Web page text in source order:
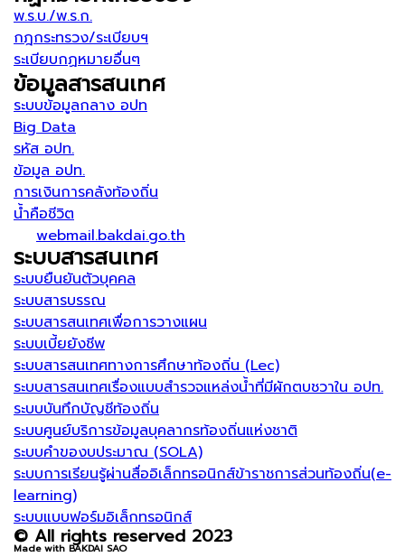
พ.ร.บ./พ.ร.ก.
กฎกระทรวง/ระเบียบฯ
ระเบียบกฏหมายอื่นๆ
ข้อมูลสารสนเทศ
ระบบข้อมูลกลาง อปท
Big Data
รหัส อปท.
ข้อมูล อปท.
การเงินการคลังท้องถิ่น
น้ำคือชีวิต
webmail.bakdai.go.th
ระบบสารสนเทศ
ระบบยืนยันตัวบุคคล
ระบบสารบรรณ
ระบบสารสนเทศเพื่อการวางแผน
ระบบเบี้ยยังชีพ
ระบบสารสนเทศทางการศึกษาท้องถิ่น (Lec)
ระบบสารสนเทศเรื่องแบบสำรวจแหล่งน้ำที่มีผักตบชวาใน อปท.
ระบบบันทึกบัญชีท้องถิ่น
ระบบศูนย์บริการข้อมูลบุคลากรท้องถิ่นแห่งชาติ
ระบบคำของบประมาณ (SOLA)
ระบบการเรียนรู้ผ่านสื่ออิเล็กทรอนิกส์ข้าราชการส่วนท้องถิ่น(e-
learning)
ระบบแบบฟอร์มอิเล็กทรอนิกส์
© All rights reserved 2023
Made with BAKDAI SAO